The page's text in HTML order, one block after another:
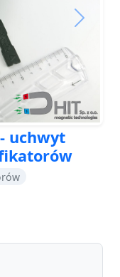
Next
uchwyt